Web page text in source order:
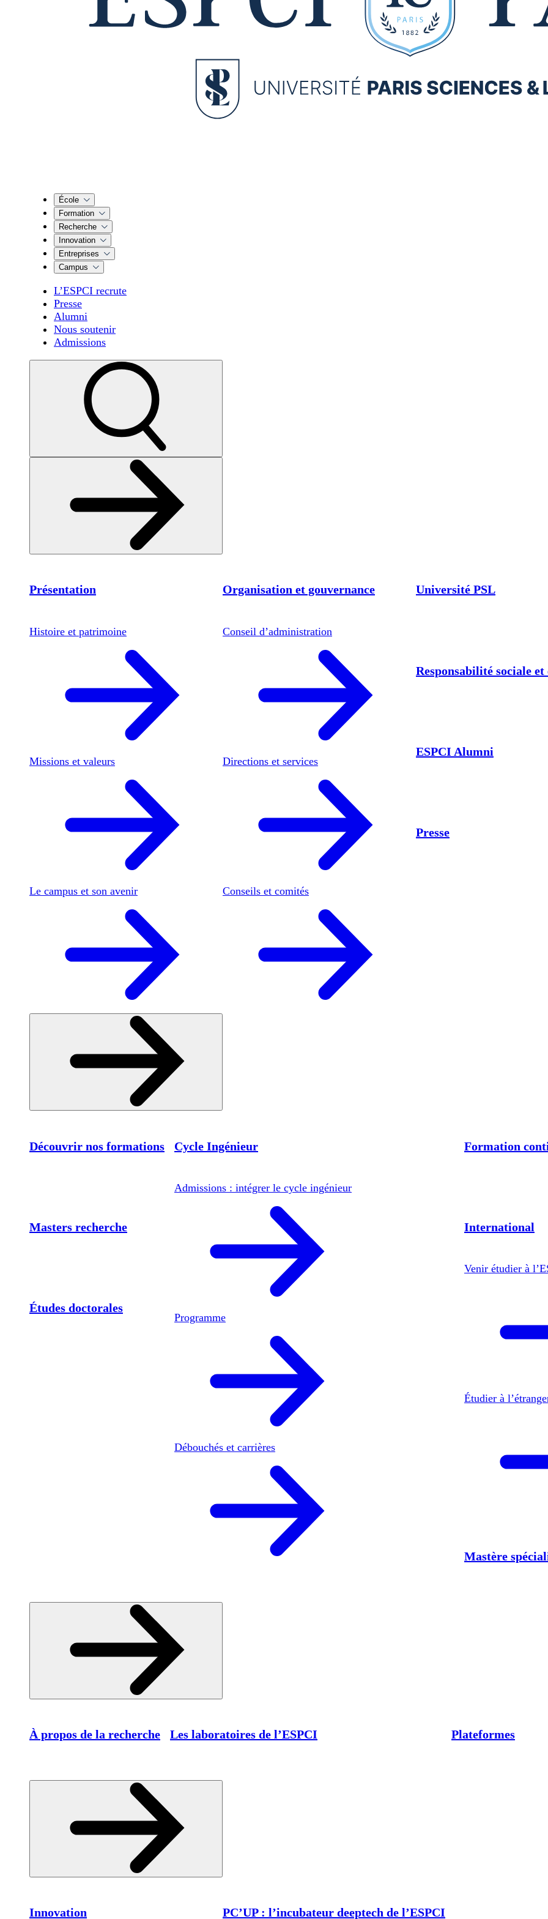
École
Formation
Recherche
Innovation
Entreprises
Campus
L’ESPCI recrute
Presse
Alumni
Nous soutenir
Admissions
Présentation
Histoire et patrimoine
Missions et valeurs
Le campus et son avenir
Organisation et gouvernance
Conseil d’administration
Directions et services
Conseils et comités
Université PSL
Responsabilité sociale
ESPCI Alumni
Presse
Découvrir nos formations Cycle Ingénieur
Admissions : intégrer le cycle ingénieur
Programme
Débouchés et carrières
Formation
International
Venir étudier à
Étudier à
Masters recherche
Études doctorales
Mastère
À propos de la recherche Les laboratoires de l’ESPCI Plateformes
Innovation PC’UP : l’incubateur deeptech de l’ESPCI